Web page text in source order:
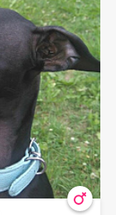
Самка